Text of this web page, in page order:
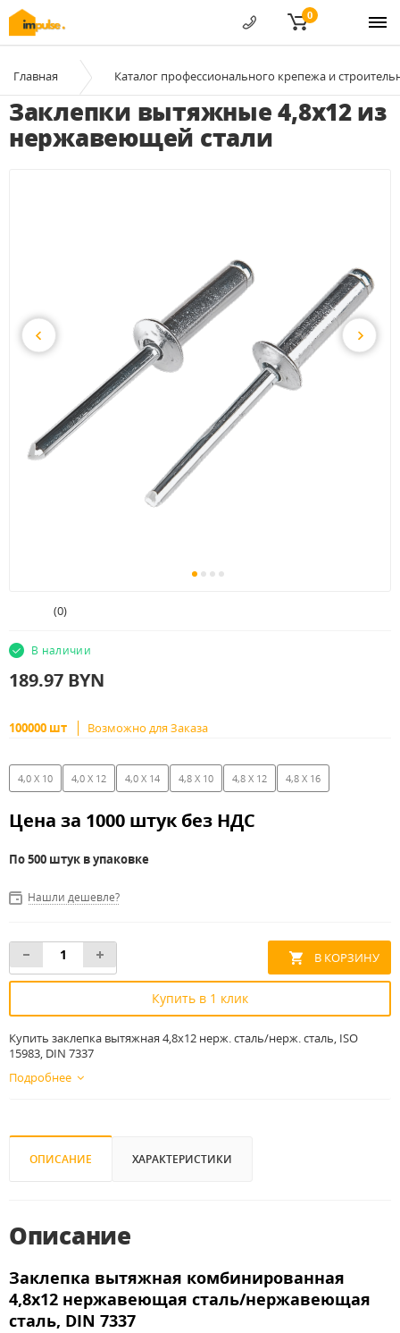
0
Главная Каталог профессионального крепежа и
Заклепки вытяжные 4,8х12 из
нержавеющей стали
(0)
В наличии
189.97 BYN
100000 шт Возможно для Заказа
4,0 X 10 4,0 X 12 4,0 X 14 4,8 X 10 4,8 X 12 4,8 X 16
Цена за 1000 штук без НДС
По 500 штук в упаковке
Нашли дешевле?
Купить в 1 клик
Купить заклепка вытяжная 4,8х12 нерж. сталь/нерж. сталь, ISO
15983, DIN 7337
Подробнее
ОПИСАНИЕ ХАРАКТЕРИСТИКИ
Описание
Заклепка вытяжная комбинированная
4,8х12 нержавеющая сталь/нержавеющая
сталь, DIN 7337